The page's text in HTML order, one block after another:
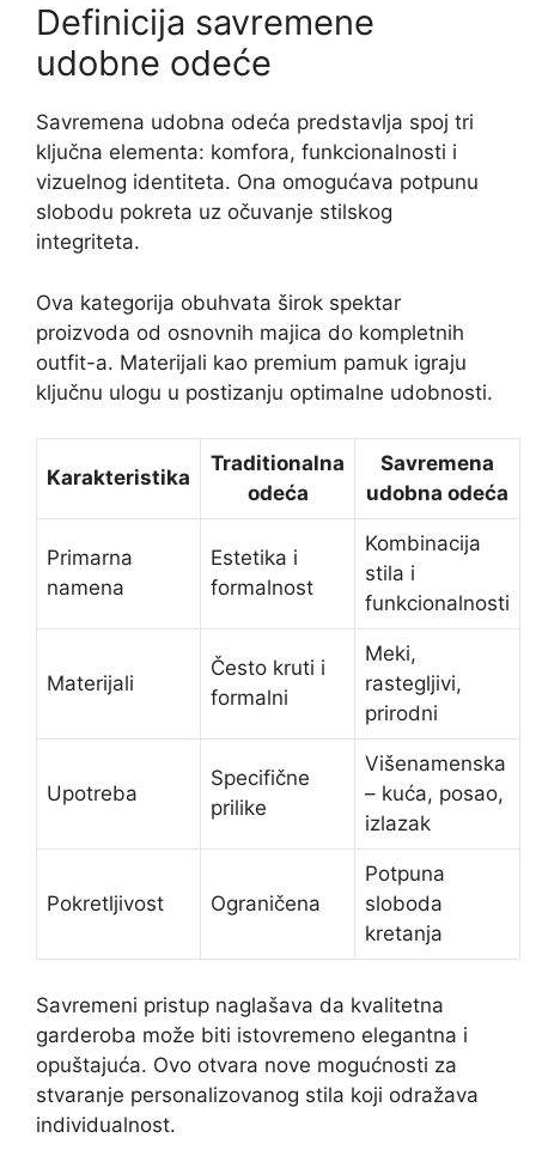
Definicija savremene
udobne odeće
Savremena udobna odeća predstavlja spoj tri
ključna elementa: komfora, funkcionalnosti i
vizuelnog identiteta. Ona omogućava potpunu
slobodu pokreta uz očuvanje stilskog
integriteta.
Ova kategorija obuhvata širok spektar
proizvoda od osnovnih majica do kompletnih
outfit-a. Materijali kao premium pamuk igraju
ključnu ulogu u postizanju optimalne udobnosti.
Karakteristika
Traditionalna
odeća
Savremena
udobna odeća
Primarna
namena
Estetika i
formalnost
Kombinacija
stila i
funkcionalnosti
Materijali
Često kruti i
formalni
Meki,
rastegljivi,
prirodni
Upotreba
Specifične
prilike
Višenamenska
– kuća, posao,
izlazak
Pokretljivost Ograničena
Potpuna
sloboda
kretanja
Savremeni pristup naglašava da kvalitetna
garderoba može biti istovremeno elegantna i
opuštajuća. Ovo otvara nove mogućnosti za
stvaranje personalizovanog stila koji odražava
individualnost.